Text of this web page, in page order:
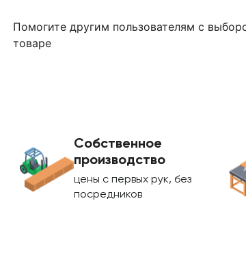
Помогите другим пользователям с
товаре
Собственное
производство
цены с первых рук, без
посредников